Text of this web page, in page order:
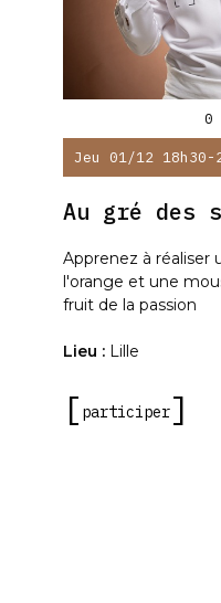
0
Jeu 01/12 18h30-
Au gré des
Apprenez à réaliser
l'orange et une
fruit de la passion
Lieu : Lille
participer